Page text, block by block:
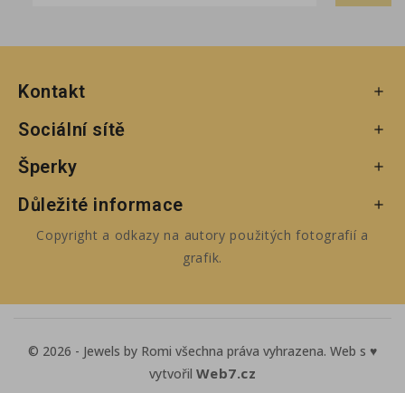
Kontakt 
Sociální sítě 
Šperky 
Důležité informace 
Copyright a odkazy na autory použitých fotografií a
grafik.
© 2026 - Jewels by Romi všechna práva vyhrazena. Web s ♥
vytvořil Web7.cz